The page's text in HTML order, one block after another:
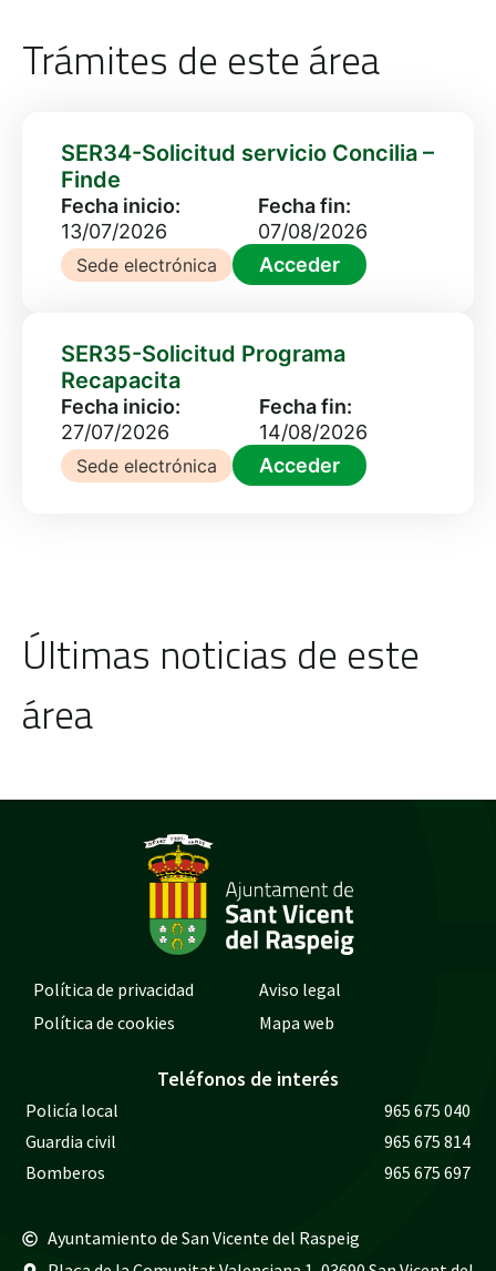
Trámites de este área
SER34-Solicitud servicio Concilia –
Finde
Fecha inicio:
13/07/2026
Fecha fin:
07/08/2026
Sede electrónica Acceder
SER35-Solicitud Programa
Recapacita
Fecha inicio:
27/07/2026
Fecha fin:
14/08/2026
Sede electrónica Acceder
Últimas noticias de este
área
Política de privacidad
Aviso legal
Política de cookies
Mapa web
Teléfonos de interés
Policía local
965 675 040
Guardia civil
965 675 814
Bomberos
965 675 697
Ayuntamiento de San Vicente del Raspeig